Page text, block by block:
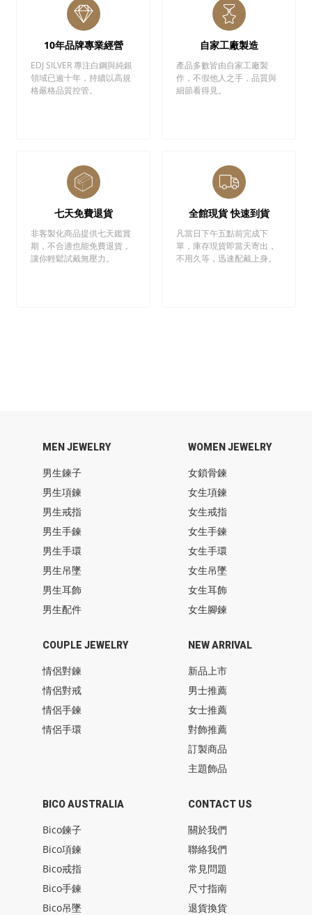
10年品牌專業經營
EDJ SILVER 專注白鋼與純銀
領域已逾十年，持續以高規
格嚴格品質控管。
自家工廠製造
產品多數皆由自家工廠製
作，不假他人之手，品質與
細節看得見。
七天免費退貨
非客製化商品提供七天鑑賞
期，不合適也能免費退貨，
讓你輕鬆試戴無壓力。
全館現貨 快速到貨
凡當日下午五點前完成下
單，庫存現貨即當天寄出，
不用久等，迅速配戴上身。
MEN JEWELRY
男生鍊子
男生項鍊
男生戒指
男生手鍊
男生手環
男生吊墜
男生耳飾
男生配件
WOMEN JEWELRY
女鎖骨鍊
女生項鍊
女生戒指
女生手鍊
女生手環
女生吊墜
女生耳飾
女生腳鍊
COUPLE JEWELRY
情侶對鍊
情侶對戒
情侶手鍊
情侶手環
BICO AUSTRALIA
Bico鍊子
Bico項鍊
Bico戒指
Bico手鍊
Bico吊墜
NEW ARRIVAL
新品上市
男士推薦
女士推薦
對飾推薦
訂製商品
主題飾品
CONTACT US
關於我們
聯絡我們
常見問題
尺寸指南
退貨換貨